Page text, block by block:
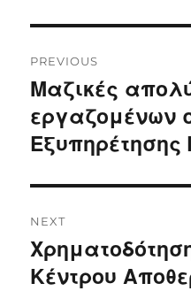
navigation
PREVIOUS
Previous
post:
Μαζικές
εργαζομένων
Εξυπηρέτησης
NEXT
Next
post:
Κέντρου